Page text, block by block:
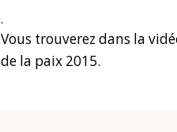
.
Vous trouverez dans la
de la paix 2015.